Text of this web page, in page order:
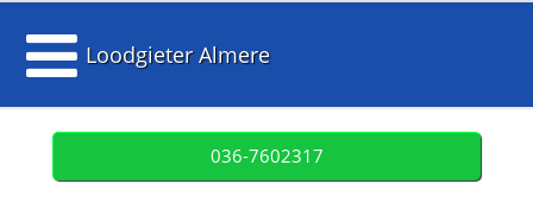
Loodgieter Almere
036-7602317